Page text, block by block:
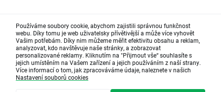
Používáme soubory cookie, abychom zajistili správnou funkčnost
webu. Díky tomu je web uživatelsky přívětivější a může více vyhovět
Vašim potřebám. Díky nim můžeme měřit efektivitu obsahu a reklam,
analyzovat, kdo navštěvuje naše stránky, a zobrazovat
personalizované reklamy. Kliknutím na "Přijmout vše“ souhlasíte s
jejich umístěním na Vašem zařízení a jejich používáním z naší strany.
Více informací o tom, jak zpracováváme údaje, naleznete v našich
Nastavení souborů cookies